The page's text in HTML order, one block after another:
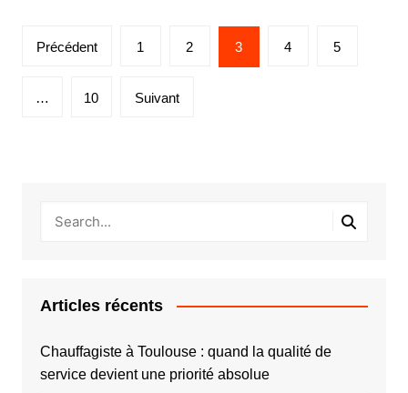
Pagination
publications
Précédent 1 2 3 4 5
… 10 Suivant
Articles récents
Chauffagiste à Toulouse : quand la qualité de
service devient une priorité absolue